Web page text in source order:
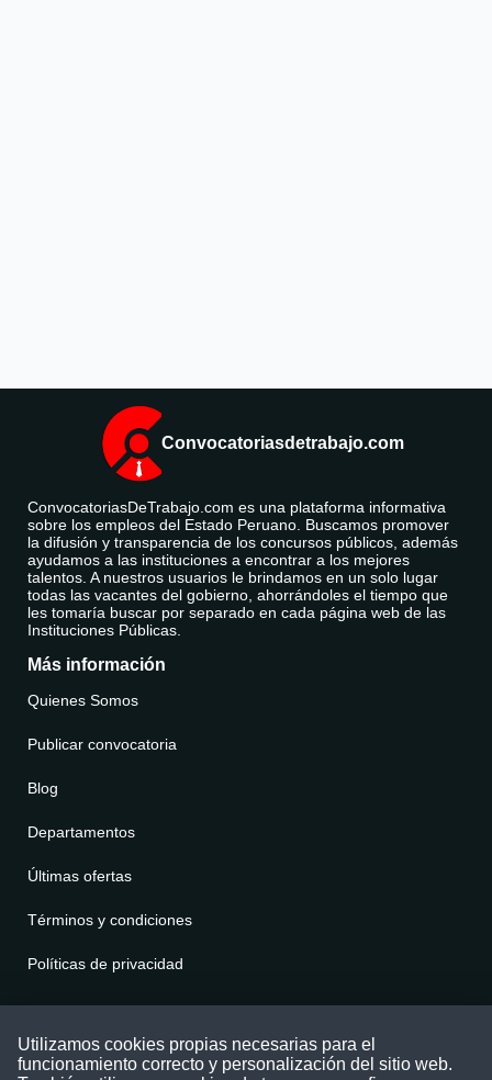
Convocatoriasdetrabajo.com
ConvocatoriasDeTrabajo.com es una plataforma informativa
sobre los empleos del Estado Peruano. Buscamos promover
la difusión y transparencia de los concursos públicos, además
ayudamos a las instituciones a encontrar a los mejores
talentos. A nuestros usuarios le brindamos en un solo lugar
todas las vacantes del gobierno, ahorrándoles el tiempo que
les tomaría buscar por separado en cada página web de las
Instituciones Públicas.
Más información
Quienes Somos
Publicar convocatoria
Blog
Departamentos
Últimas ofertas
Términos y condiciones
Políticas de privacidad
Puede comunicarse con nosotros a través
Utilizamos cookies propias necesarias para el
funcionamiento correcto y personalización del sitio web.